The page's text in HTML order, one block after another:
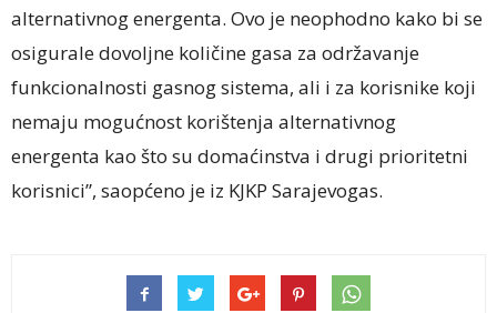
alternativnog energenta. Ovo je neophodno kako bi se
osigurale dovoljne količine gasa za održavanje
funkcionalnosti gasnog sistema, ali i za korisnike koji
nemaju mogućnost korištenja alternativnog
energenta kao što su domaćinstva i drugi prioritetni
korisnici”, saopćeno je iz KJKP Sarajevogas.